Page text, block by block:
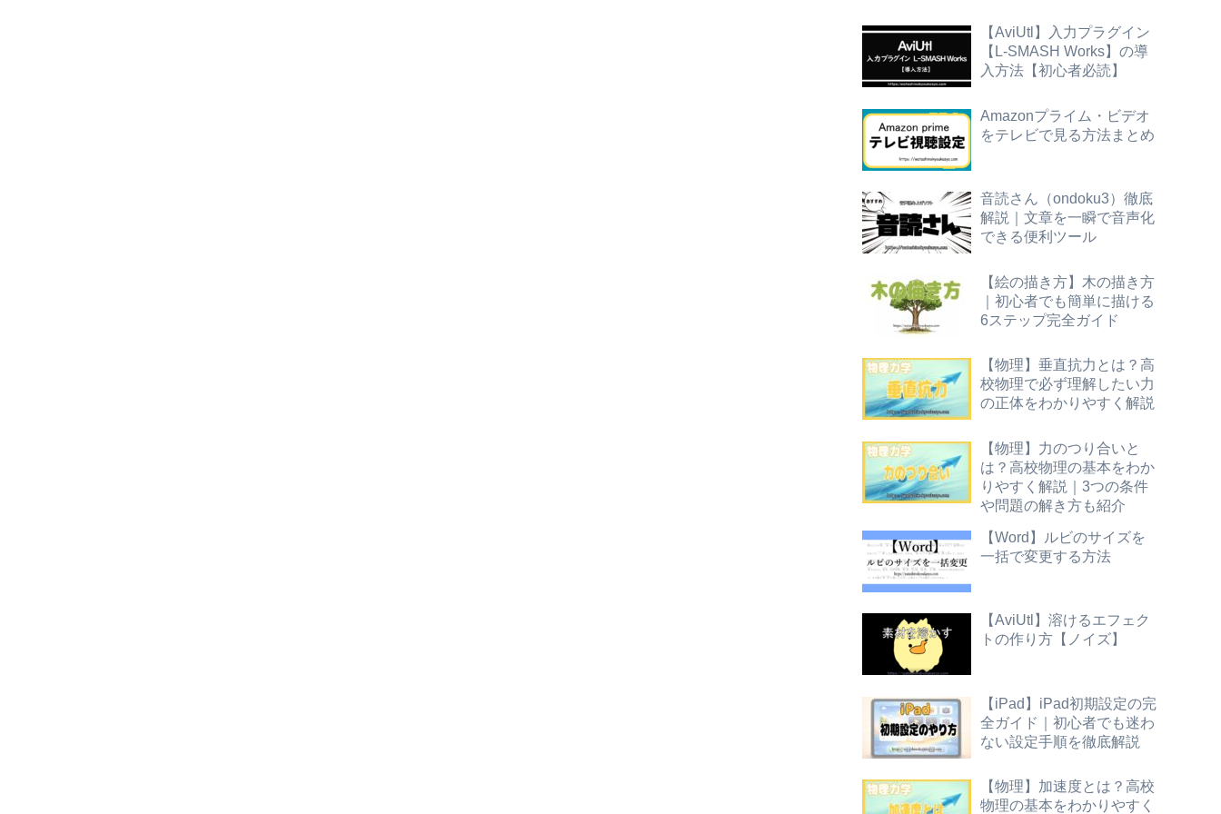
【AviUtl】入力プラグイン
【L-SMASH Works】の導
入方法【初心者必読】
Amazonプライム・ビデオ
をテレビで見る方法まとめ
音読さん（ondoku3）徹底
解説｜文章を一瞬で音声化
できる便利ツール
【絵の描き方】木の描き方
｜初心者でも簡単に描ける
6ステップ完全ガイド
【物理】垂直抗力とは？高
校物理で必ず理解したい力
の正体をわかりやすく解説
【物理】力のつり合いと
は？高校物理の基本をわか
りやすく解説｜3つの条件
や問題の解き方も紹介
【Word】ルビのサイズを
一括で変更する方法
【AviUtl】溶けるエフェク
トの作り方【ノイズ】
【iPad】iPad初期設定の完
全ガイド｜初心者でも迷わ
ない設定手順を徹底解説
【物理】加速度とは？高校
物理の基本をわかりやすく